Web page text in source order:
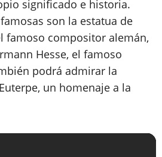
significado e historia.
son la estatua de
famoso compositor alemán,
Hesse, el famoso
podrá admirar la
un homenaje a la